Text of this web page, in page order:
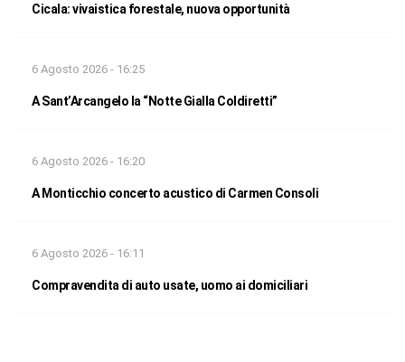
Cicala: vivaistica forestale, nuova opportunità
6 Agosto 2026 - 16:25
A Sant’Arcangelo la “Notte Gialla Coldiretti”
6 Agosto 2026 - 16:20
A Monticchio concerto acustico di Carmen Consoli
6 Agosto 2026 - 16:11
Compravendita di auto usate, uomo ai domiciliari